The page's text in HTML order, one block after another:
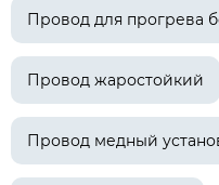
Провод для прогрева
Провод жаростойкий
Провод медный